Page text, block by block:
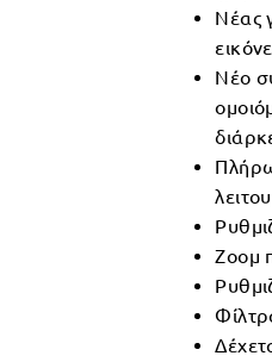
Νέας
Νέο
Ζοομ